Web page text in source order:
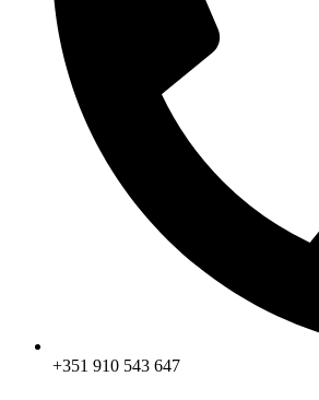
+351 910 543 647